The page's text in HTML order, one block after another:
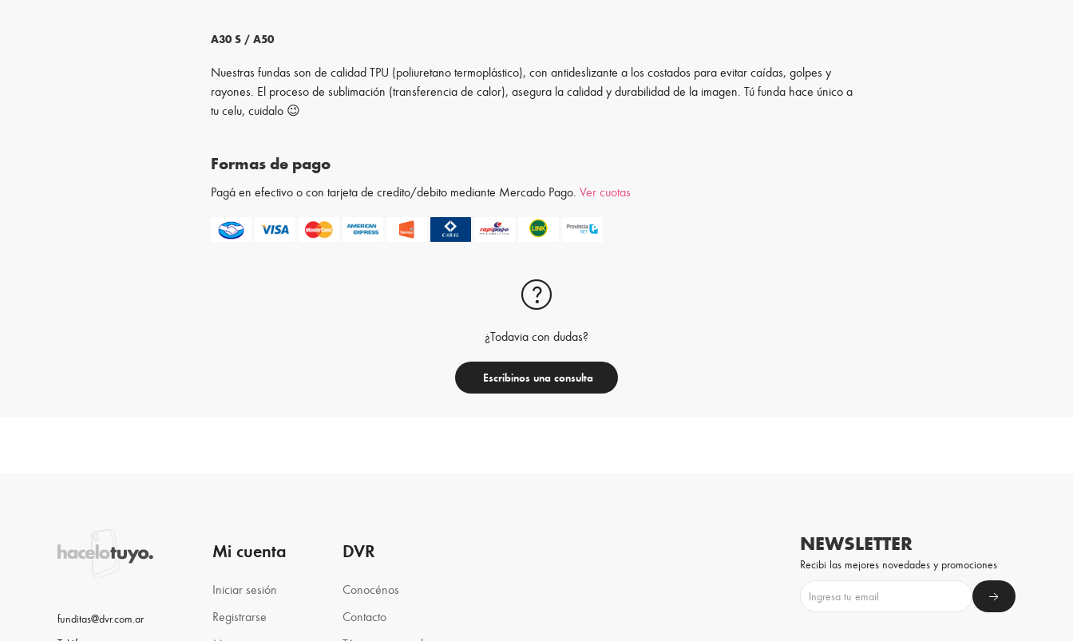
A30 S / A50
Nuestras fundas son de calidad TPU (poliuretano termoplástico), con antideslizante a los costados para evitar caídas, golpes y
rayones. El proceso de sublimación (transferencia de calor), asegura la calidad y durabilidad de la imagen. Tú funda hace único a
tu celu, cuidalo 😉
Formas de pago
Pagá en efectivo o con tarjeta de credito/debito mediante Mercado Pago.Ver cuotas
¿Todavia con dudas?
Escribinos una consulta
funditas@dvr.com.ar
Mi cuenta
Iniciar sesión
Registrarse
DVR
Conocénos
Contacto
NEWSLETTER
Recibi las mejores novedades y promociones